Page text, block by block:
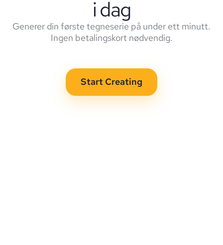
i dag
Generer din første tegneserie på under ett minutt.
Ingen betalingskort nødvendig.
Start Creating